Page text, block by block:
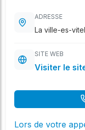
ADRESSE
La ville-es-
SITE WEB
Visiter le
Lors de votre